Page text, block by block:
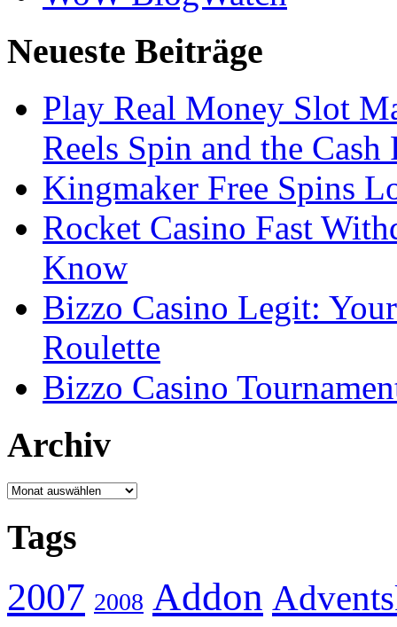
Neueste Beiträge
Play Real Money Slot
Reels Spin and the Cash
Kingmaker Free Spins
Rocket Casino Fast
Know
Bizzo Casino Legit:
Roulette
Bizzo Casino
Archiv
Archiv
Tags
2007 2008 Addon